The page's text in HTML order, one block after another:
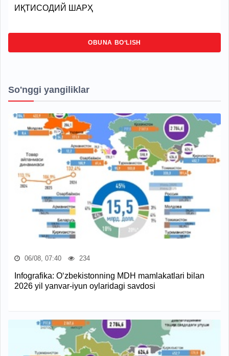
ИҚТИСОДИЙ ШАРҲ
OBUNA BO‘LISH
So'nggi yangiliklar
06/08, 07:40 234
Infografika: O‘zbekistonning MDH mamlakatlari bilan
2026 yil yanvar-iyun oylaridagi savdosi